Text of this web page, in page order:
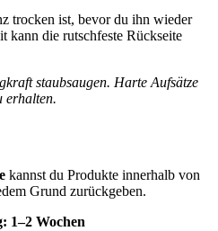
trocken ist, bevor du ihn wieder
kann die rutschfeste Rückseite
staubsaugen. Harte Aufsätze
erhalten.
kannst du Produkte innerhalb von
Grund zurückgeben.
1–2 Wochen